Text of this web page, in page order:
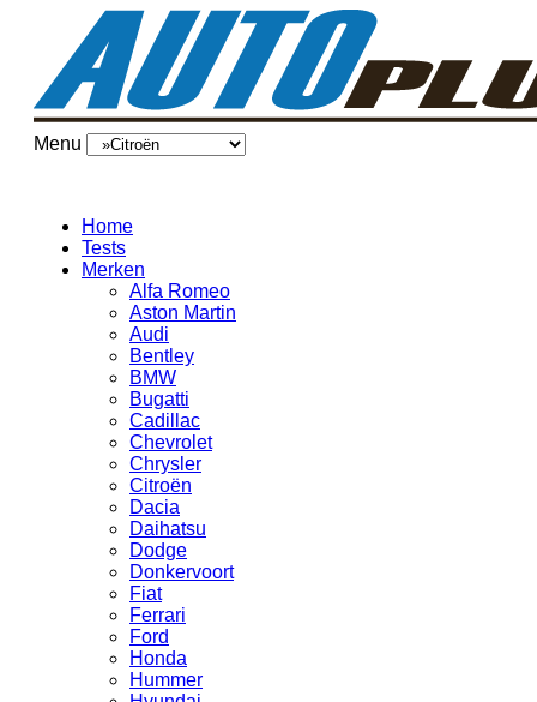
Menu
Home
Tests
Merken
Alfa Romeo
Aston Martin
Audi
Bentley
BMW
Bugatti
Cadillac
Chevrolet
Chrysler
Citroën
Dacia
Daihatsu
Dodge
Donkervoort
Fiat
Ferrari
Ford
Honda
Hummer